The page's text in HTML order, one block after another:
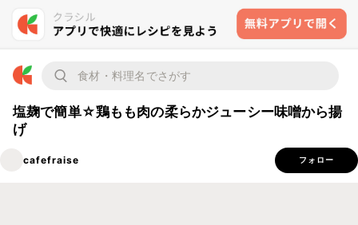
塩麹で簡単☆鶏もも肉の柔らかジューシー味噌から揚
げ
cafefraise フォロー